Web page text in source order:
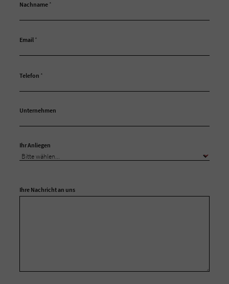
Nachname *
Email *
Telefon *
Unternehmen
Ihr Anliegen
Ihre Nachricht an uns